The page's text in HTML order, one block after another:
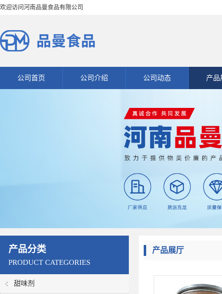
欢迎访问河南品曼食品有限公司
公司首页 公司介绍 公司动态 产品
产品分类
PRODUCT CATEGORIES
甜味剂
产品展厅